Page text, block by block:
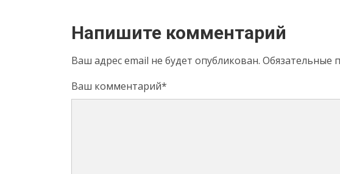
Напишите комментарий
Ваш адрес email не будет опубликован. Обязательные
Ваш комментарий*